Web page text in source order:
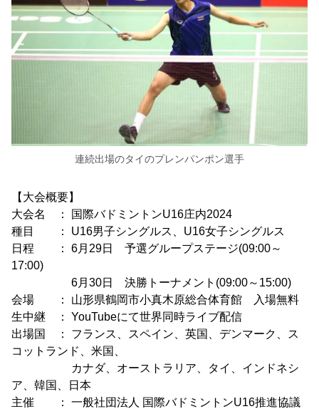
連続出場のタイのプレンパンポン選手
【大会概要】
大会名 ： 国際バドミントンU16庄内2024
種目 ： U16男子シングルス、U16女子シングルス
日程 ： 6月29日 予選グループステージ(09:00～
17:00)
6月30日 決勝トーナメント(09:00～15:00)
会場 ： 山形県鶴岡市小真木原総合体育館 入場無料
生中継 ： YouTubeにて世界同時ライブ配信
出場国 ： フランス、スペイン、英国、デンマーク、ス
コットランド、米国、
カナダ、オーストラリア、タイ、インドネシ
ア、韓国、日本
主催 ： 一般社団法人 国際バドミントンU16推進協議